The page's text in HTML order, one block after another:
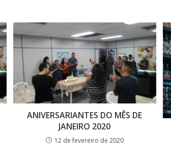
ANIVERSARIANTES DO MÊS DE
JANEIRO 2020
12 de fevereiro de 2020